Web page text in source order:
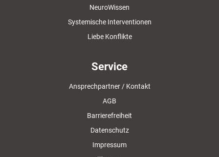
NeuroWissen
Systemische Interventionen
Liebe Konflikte
Service
Ansprechpartner / Kontakt
AGB
Barrierefreiheit
Datenschutz
Impressum